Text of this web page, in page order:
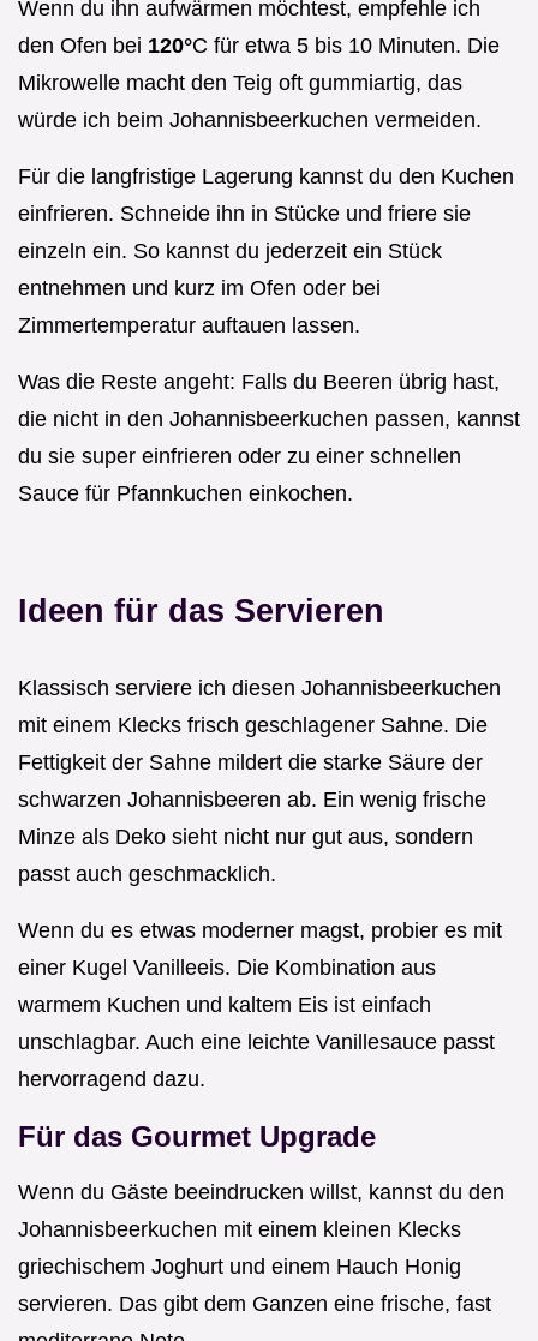
Wenn du ihn aufwärmen möchtest, empfehle ich
den Ofen bei 120°C für etwa 5 bis 10 Minuten. Die
Mikrowelle macht den Teig oft gummiartig, das
würde ich beim Johannisbeerkuchen vermeiden.
Für die langfristige Lagerung kannst du den Kuchen
einfrieren. Schneide ihn in Stücke und friere sie
einzeln ein. So kannst du jederzeit ein Stück
entnehmen und kurz im Ofen oder bei
Zimmertemperatur auftauen lassen.
Was die Reste angeht: Falls du Beeren übrig hast,
die nicht in den Johannisbeerkuchen passen, kannst
du sie super einfrieren oder zu einer schnellen
Sauce für Pfannkuchen einkochen.
Ideen für das Servieren
Klassisch serviere ich diesen Johannisbeerkuchen
mit einem Klecks frisch geschlagener Sahne. Die
Fettigkeit der Sahne mildert die starke Säure der
schwarzen Johannisbeeren ab. Ein wenig frische
Minze als Deko sieht nicht nur gut aus, sondern
passt auch geschmacklich.
Wenn du es etwas moderner magst, probier es mit
einer Kugel Vanilleeis. Die Kombination aus
warmem Kuchen und kaltem Eis ist einfach
unschlagbar. Auch eine leichte Vanillesauce passt
hervorragend dazu.
Für das Gourmet Upgrade
Wenn du Gäste beeindrucken willst, kannst du den
Johannisbeerkuchen mit einem kleinen Klecks
griechischem Joghurt und einem Hauch Honig
servieren. Das gibt dem Ganzen eine frische, fast